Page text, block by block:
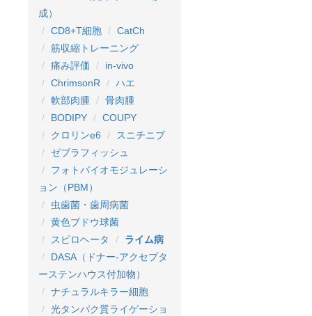
成）
CD8+T細胞
CatCh
筋収縮トレーニング
痛み評価
in-vivo
ChrimsonR
ハエ
軟部肉腫
骨肉腫
BODIPY
COUPY
クロリンe6
スニチニブ
ゼブラフィッシュ
フォトバイオモジュレーシ
ョン（PBM）
虫歯菌・歯周病菌
黄色ブドウ球菌
スピロヘータ
ライム病
DASA（ドナー-アクセプタ
ーステンハウス付加物）
ナチュラルキラー細胞
光タンパク質ライゲーショ